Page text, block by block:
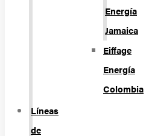
Energía
Jamaica
Eiffage
Energía
Colombia
Líneas
de